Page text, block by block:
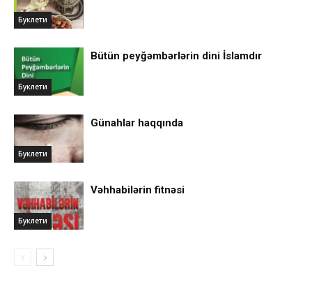
Буклети
Буклети
Bütün peyğəmbərlərin dini İslamdır
Буклети
Günahlar haqqında
Буклети
Vəhhabilərin fitnəsi